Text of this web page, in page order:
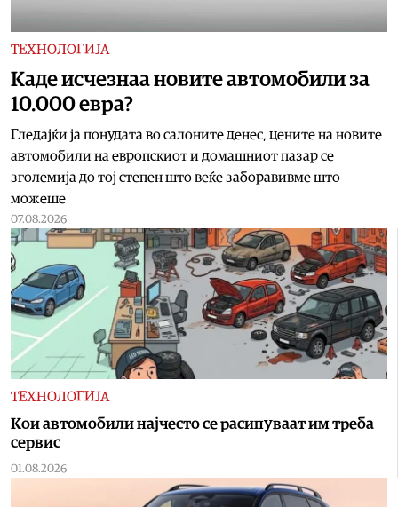
ТЕХНОЛОГИЈА
Kаде исчезнаа новите автомобили за
10.000 евра?
Гледајќи ја понудата во салоните денес, цените на новите
автомобили на европскиот и домашниот пазар се
зголемија до тој степен што веќе заборавивме што
можеше
07.08.2026
ТЕХНОЛОГИЈА
Кои автомобили најчесто се расипуваат им треба
сервис
01.08.2026